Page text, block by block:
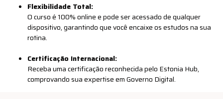
Flexibilidade Total:
O curso é 100% online e pode ser acessado de qualquer
dispositivo, garantindo que você encaixe os estudos na sua
rotina.
Certificação Internacional:
Receba uma certificação reconhecida pelo Estonia Hub,
comprovando sua expertise em Governo Digital.